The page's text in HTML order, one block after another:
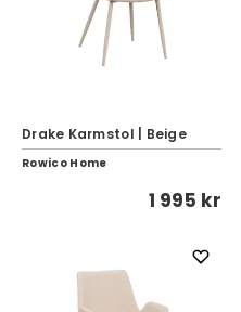
Drake Karmstol | Beige
Rowico Home
1 995 kr